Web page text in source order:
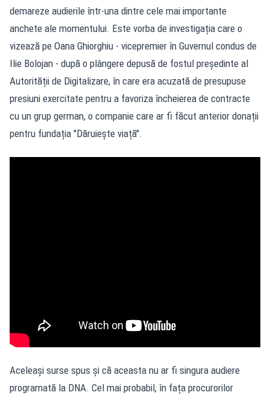
demareze audierile într-una dintre cele mai importante
anchete ale momentului. Este vorba de investigația care o
vizează pe Oana Ghiorghiu - vicepremier în Guvernul condus de
Ilie Bolojan - după o plângere depusă de fostul președinte al
Autorității de Digitalizare, în care era acuzată de presupuse
presiuni exercitate pentru a favoriza încheierea de contracte
cu un grup german, o companie care ar fi făcut anterior donații
pentru fundația "Dăruiește viață".
Aceleași surse spus și că aceasta nu ar fi singura audiere
programată la DNA. Cel mai probabil, în fața procurorilor